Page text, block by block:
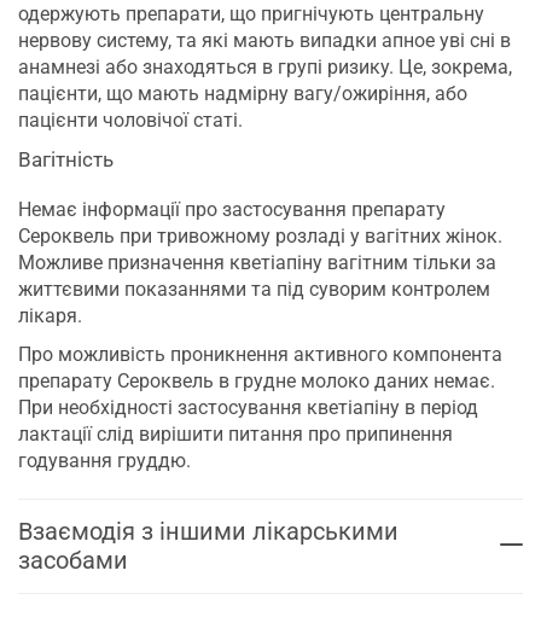
одержують препарати, що пригнічують центральну
нервову систему, та які мають випадки апное уві сні в
анамнезі або знаходяться в групі ризику. Це, зокрема,
пацієнти, що мають надмірну вагу/ожиріння, або
пацієнти чоловічої статі.
Вагітність
Немає інформації про застосування препарату
Сероквель при тривожному розладі у вагітних жінок.
Можливе призначення кветіапіну вагітним тільки за
життєвими показаннями та під суворим контролем
лікаря.
Про можливість проникнення активного компонента
препарату Сероквель в грудне молоко даних немає.
При необхідності застосування кветіапіну в період
лактації слід вирішити питання про припинення
годування груддю.
Взаємодія з іншими лікарськими
засобами